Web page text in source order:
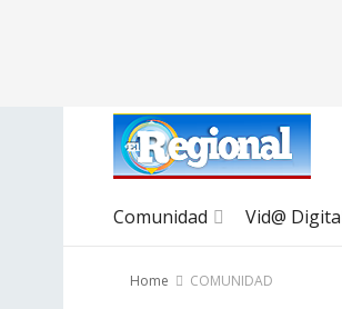
Comunidad Vid@
Home COMUNIDAD